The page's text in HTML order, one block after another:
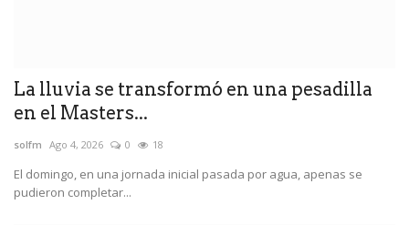
La lluvia se transformó en una pesadilla
en el Masters...
solfm Ago 4, 2026 0 18
El domingo, en una jornada inicial pasada por agua, apenas se
pudieron completar...